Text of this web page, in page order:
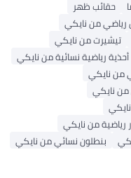
حقائب ظهر
من نايكي
تيشيرت من نايكي
أحذية رياضية نسائية من نايكي
من نايكي
نايكي
رياضية من نايكي
بنطلون نسائي من نايكي